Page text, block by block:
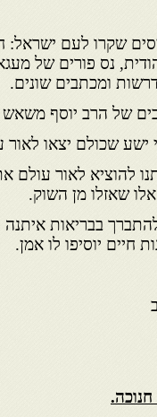
שקרו לעם ישראל:
דרשות ומכתבים שונים.
של הרב יוסף משאש
שכולם יצאו לאור
להוציא לאור עולם
שאזלו מן השוק.
להתברך בבריאות
חיים יוסיפו לו אמן.